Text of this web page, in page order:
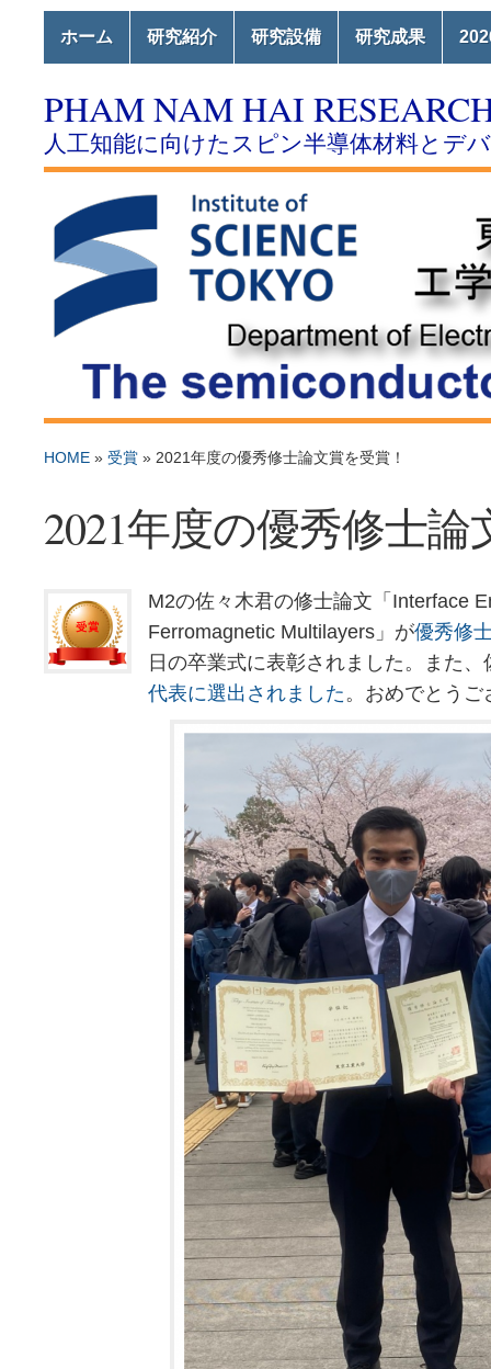
ホーム 研究紹介 研究設備 研究成果
PHAM NAM HAI
人工知能に向けたスピン半導体材料とデ
HOME » 受賞 » 2021年度の優秀修士論文賞を受賞！
2021年度の優秀修士
M2の佐々木君の修士論文「Interface
Ferromagnetic Multilayers」が優秀修
日の卒業式に表彰されました。また、
代表に選出されました。おめでとうご